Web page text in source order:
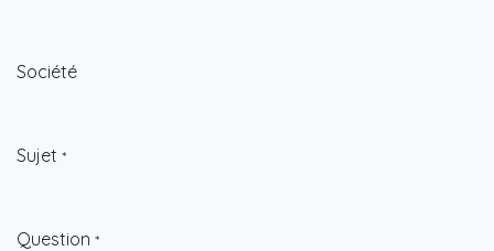
Société
Sujet *
Question *